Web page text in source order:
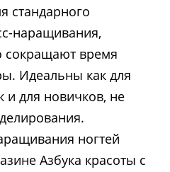
стандарного
наращивания,
сокращают время
Идеальны как для
и для новичков, не
ногтей
Азбука красоты с